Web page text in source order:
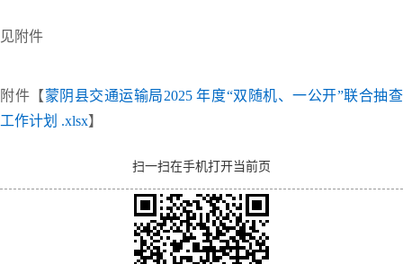
见附件
附件【蒙阴县交通运输局2025 年度“双随机、一公开”联合抽查
工作计划 .xlsx】
扫一扫在手机打开当前页